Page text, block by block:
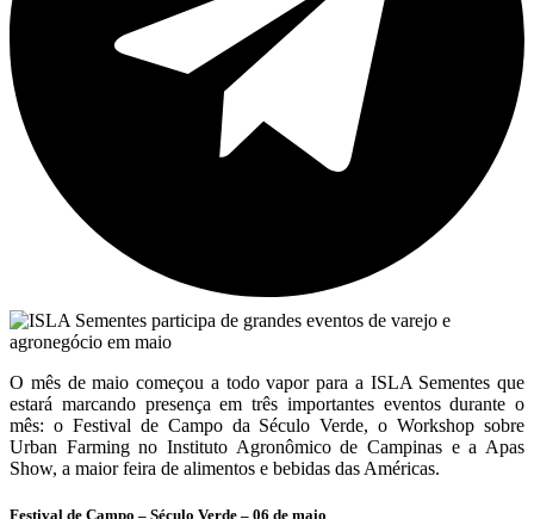
O mês de maio começou a todo vapor para a ISLA Sementes que
estará marcando presença em três importantes eventos durante o
mês: o Festival de Campo da Século Verde, o Workshop sobre
Urban Farming no Instituto Agronômico de Campinas e a Apas
Show, a maior feira de alimentos e bebidas das Américas.
Festival de Campo – Século Verde – 06 de maio